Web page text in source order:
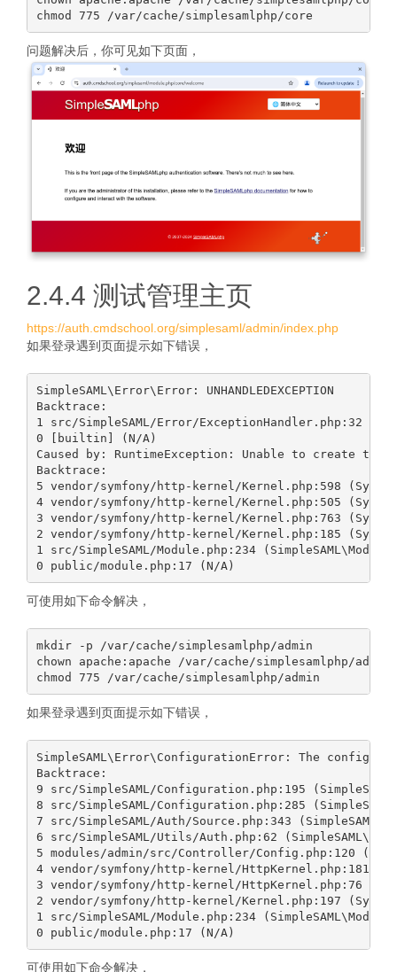
问题解决后，你可见如下页面，
2.4.4 测试管理主页
https://auth.cmdschool.org/simplesaml/admin/index.php
如果登录遇到页面提示如下错误，
SimpleSAML\Error\Error: UNHANDLEDEXCEPTION
Backtrace:
1 src/SimpleSAML/Error/ExceptionHandler.php:32
0 [builtin] (N/A)
Caused by: RuntimeException: Unable to create
Backtrace:
5 vendor/symfony/http-kernel/Kernel.php:598
4 vendor/symfony/http-kernel/Kernel.php:505
3 vendor/symfony/http-kernel/Kernel.php:763
2 vendor/symfony/http-kernel/Kernel.php:185
1 src/SimpleSAML/Module.php:234
可使用如下命令解决，
mkdir -p /var/cache/simplesamlphp/admin
chown apache:apache /var/cache/simplesamlphp/admin
如果登录遇到页面提示如下错误，
SimpleSAML\Error\ConfigurationError: The
Backtrace:
9 src/SimpleSAML/Configuration.php:195
8 src/SimpleSAML/Configuration.php:285
7 src/SimpleSAML/Auth/Source.php:343
6 src/SimpleSAML/Utils/Auth.php:62
5 modules/admin/src/Controller/Config.php:120
4 vendor/symfony/http-kernel/HttpKernel.php:181
3 vendor/symfony/http-kernel/HttpKernel.php:76
2 vendor/symfony/http-kernel/Kernel.php:197
1 src/SimpleSAML/Module.php:234
可使用如下命令解决，